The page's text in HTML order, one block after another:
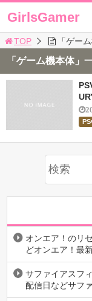
GirlsGamer
TOP 「ゲー
「ゲーム機本体」
オンエア！のリ
どオンエア！最
サファイアスフ
配信日などサフ